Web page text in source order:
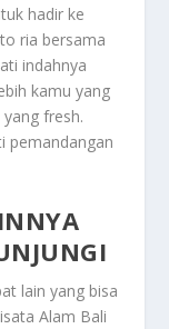
hadir ke
ria bersama
indahnya
kamu yang
fresh.
pemandangan
lain yang bisa
Alam Bali